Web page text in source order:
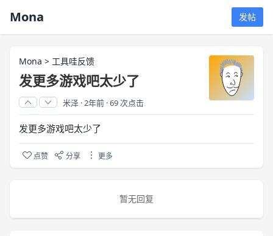
Mona 发帖
Mona > 工具哇反馈
发更多游戏吧太少了
米泽 ·2年前 ·69 次点击
发更多游戏吧太少了
点赞 分享 更多
暂无回复